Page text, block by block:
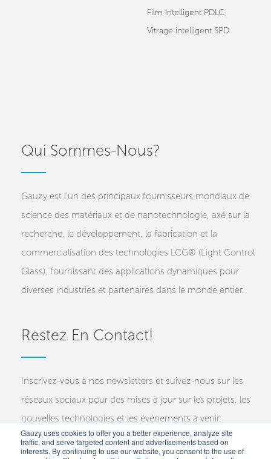
Gauzy uses cookies to offer you a better experience, analyze site
traffic, and serve targeted content and advertisements based on
interests. By continuing to use our website, you consent to the use of
Film intelligent PDLC
Vitrage intelligent SPD
Qui Sommes-Nous?
Gauzy est l’un des principaux fournisseurs mondiaux de
science des matériaux et de nanotechnologie, axé sur la
recherche, le développement, la fabrication et la
commercialisation des technologies LCG® (Light Control
Glass), fournissant des applications dynamiques pour
diverses industries et partenaires dans le monde entier.
Restez En Contact!
Inscrivez-vous à nos newsletters et suivez-nous sur les
réseaux sociaux pour des mises à jour sur les projets, les
nouvelles technologies et les événements à venir.
Investors Customers Press